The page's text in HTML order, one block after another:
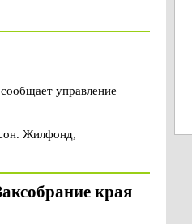
управление
Жилфонд,
края